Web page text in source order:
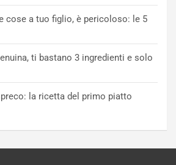
cose a tuo figlio, è pericoloso: le 5
ti bastano 3 ingredienti e solo
la ricetta del primo piatto